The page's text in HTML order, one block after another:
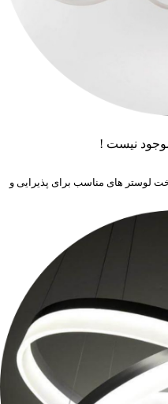
نیست !
لوستر های مناسب برای پذیرایی و